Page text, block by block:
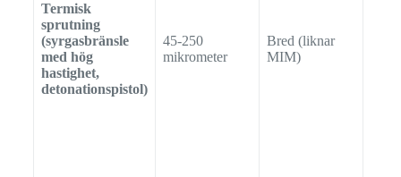
Termisk
sprutning
(syrgasbränsle
med hög
hastighet,
detonationspistol)
45-250
mikrometer
Bred (liknar
MIM)